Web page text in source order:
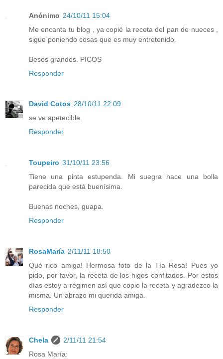
Anónimo 24/10/11 15:04
Me encanta tu blog , ya copié la receta del pan de nueces ,
sigue poniendo cosas que es muy entretenido.
Besos grandes. PICOS
Responder
David Cotos 28/10/11 22:09
se ve apetecible.
Responder
Toupeiro 31/10/11 23:56
Tiene una pinta estupenda. Mi suegra hace una bolla
parecida que está buenísima.
Buenas noches, guapa.
Responder
RosaMaría 2/11/11 18:50
Qué rico amiga! Hermosa foto de la Tía Rosa! Pues yo
pido, por favor, la receta de los higos confitados. Por estos
días estoy a régimen así que copio la receta y agradezco la
misma. Un abrazo mi querida amiga.
Responder
Chela
2/11/11 21:54
Rosa María: